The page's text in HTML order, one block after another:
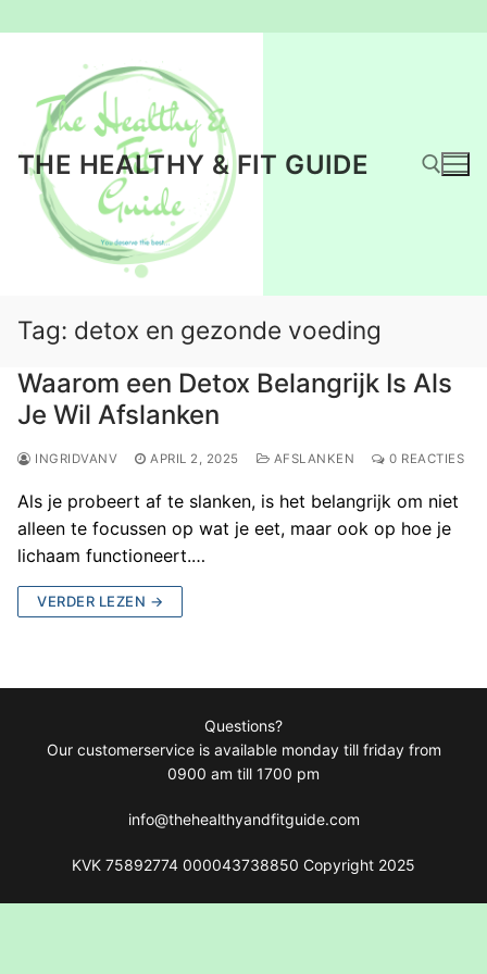
inhoud
THE HEALTHY & FIT GUIDE
Tag: detox en gezonde voeding
Waarom een Detox Belangrijk Is Als
Je Wil Afslanken
INGRIDVANV APRIL 2, 2025 AFSLANKEN 0 REACTIES
Als je probeert af te slanken, is het belangrijk om niet
alleen te focussen op wat je eet, maar ook op hoe je
lichaam functioneert.…
VERDER LEZEN →
Questions?
Our customerservice is available monday till friday from
0900 am till 1700 pm
info@thehealthyandfitguide.com
KVK 75892774 000043738850 Copyright 2025